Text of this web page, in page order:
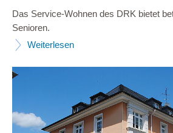
Das Service-Wohnen des DRK bietet
Senioren.
Weiterlesen